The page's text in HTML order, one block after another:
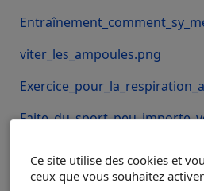
Ce site utilise des cookies et
ceux que vous souhaitez activer
viter_les_ampoules.png
Idées_de_sports_collectifs.png